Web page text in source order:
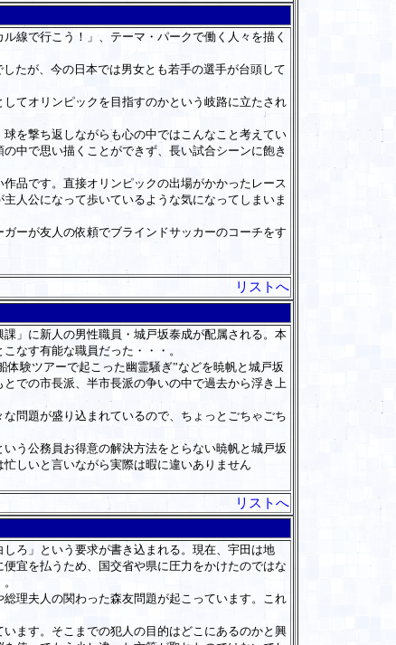
線で行こう！」、テーマ・パークで働く人々を描く
たが、今の日本では男女とも若手の選手が台頭して
てオリンピックを目指すのかという岐路に立たされ
を撃ち返しながらも心の中ではこんなこと考えてい
中で思い描くことができず、長い試合シーンに飽き
品です。直接オリンピックの出場がかかったレース
人公になって歩いているような気になってしまいま
ーが友人の依頼でブラインドサッカーのコーチをす
リストへ
」に新人の男性職員・城戸坂泰成が配属される。本
なす有能な職員だった・・・。
験ツアーで起こった幽霊騒ぎ”などを暁帆と城戸坂
での市長派、半市長派の争いの中で過去から浮き上
問題が盛り込まれているので、ちょっとごちゃごち
う公務員お得意の解決方法をとらない暁帆と城戸坂
しいと言いながら実際は暇に違いありません
リストへ
ろ」という要求が書き込まれる。現在、宇田は地
宜を払うため、国交省や県に圧力をかけたのではな
理夫人の関わった森友問題が起こっています。これ
ます。そこまでの犯人の目的はどこにあるのかと興